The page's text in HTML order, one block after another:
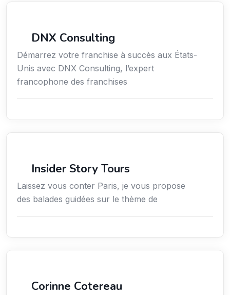
DNX Consulting
Démarrez votre franchise à succès aux États-
Unis avec DNX Consulting, l’expert
francophone des franchises
Insider Story Tours
Laissez vous conter Paris, je vous propose
des balades guidées sur le thème de
Corinne Cotereau